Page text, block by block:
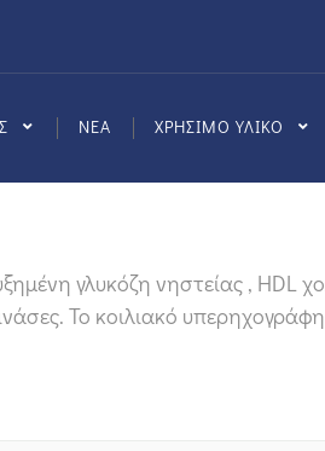
ΝΕΑ ΧΡΗΣΙΜΟ ΥΛΙΚΟ
γλυκόζη νηστείας , HDL
Το κοιλιακό